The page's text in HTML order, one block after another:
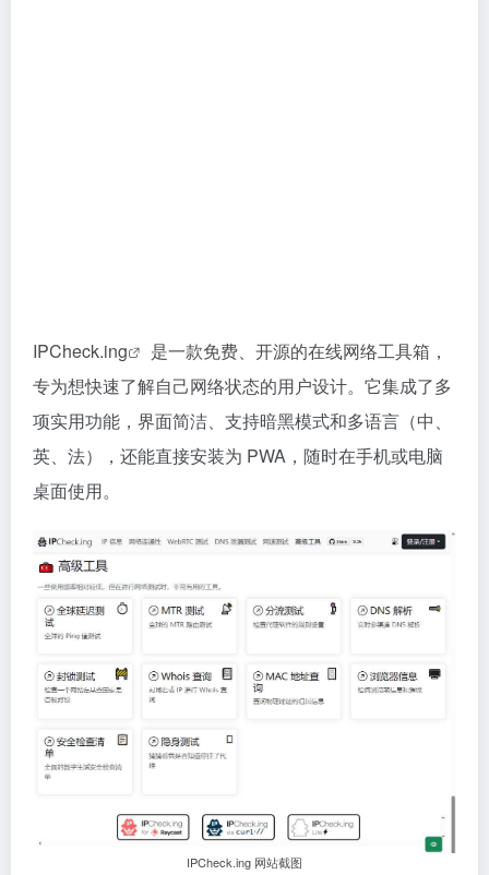
IPCheck.ing
是一款免费、开源的在线网络工具箱，
专为想快速了解自己网络状态的用户设计。它集成了多
项实用功能，界面简洁、支持暗黑模式和多语言（中、
英、法），还能直接安装为 PWA，随时在手机或电脑
桌面使用。
IPCheck.ing 网站截图